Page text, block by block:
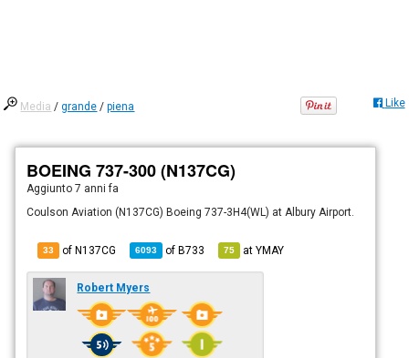
Media /grande /piena Like
BOEING 737-300 (N137CG)
Aggiunto7 anni fa
Coulson Aviation (N137CG) Boeing 737-3H4(WL) at Albury Airport.
33 of N137CG 6093 ofB733 75 atYMAY
Robert Myers